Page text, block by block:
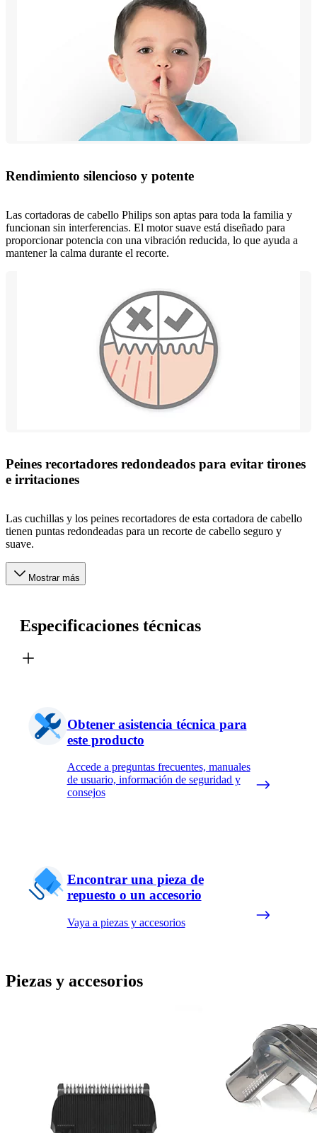
Rendimiento silencioso y potente
Las cortadoras de cabello Philips son aptas para toda la familia y
funcionan sin interferencias. El motor suave está diseñado para
proporcionar potencia con una vibración reducida, lo que ayuda a
mantener la calma durante el recorte.
Peines recortadores redondeados para evitar tirones
e irritaciones
Las cuchillas y los peines recortadores de esta cortadora de cabello
tienen puntas redondeadas para un recorte de cabello seguro y
suave.
Mostrar más
Especificaciones técnicas
Obtener asistencia técnica para
este producto
Accede a preguntas frecuentes, manuales
de usuario, información de seguridad y
consejos
Encontrar una pieza de
repuesto o un accesorio
Vaya a piezas y accesorios
Piezas y accesorios